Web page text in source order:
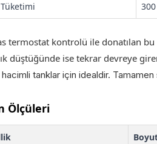
termostat kontrolü ile donatılan bu
düştüğünde ise tekrar devreye
tanklar için idealdir. Tamamen
Ölçüleri